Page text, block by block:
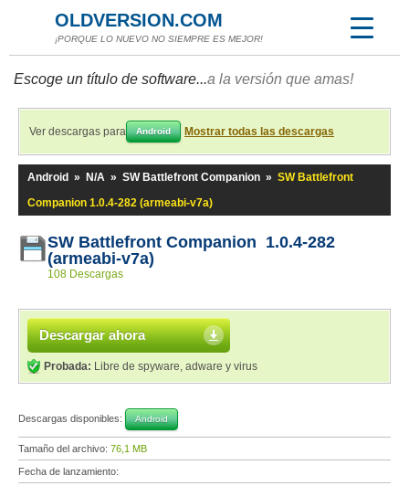
OLDVERSION.COM
¡PORQUE LO NUEVO NO SIEMPRE ES MEJOR!
Escoge un título de software...a la versión que amas!
Ver descargas para Android Mostrar todas las descargas
Android » N/A » SW Battlefront Companion » SW Battlefront
Companion 1.0.4-282 (armeabi-v7a)
SW Battlefront Companion 1.0.4-282
(armeabi-v7a)
108 Descargas
Descargar ahora
Probada: Libre de spyware, adware y virus
Descargas disponibles: Android
Tamaño del archivo: 76,1 MB
Fecha de lanzamiento: